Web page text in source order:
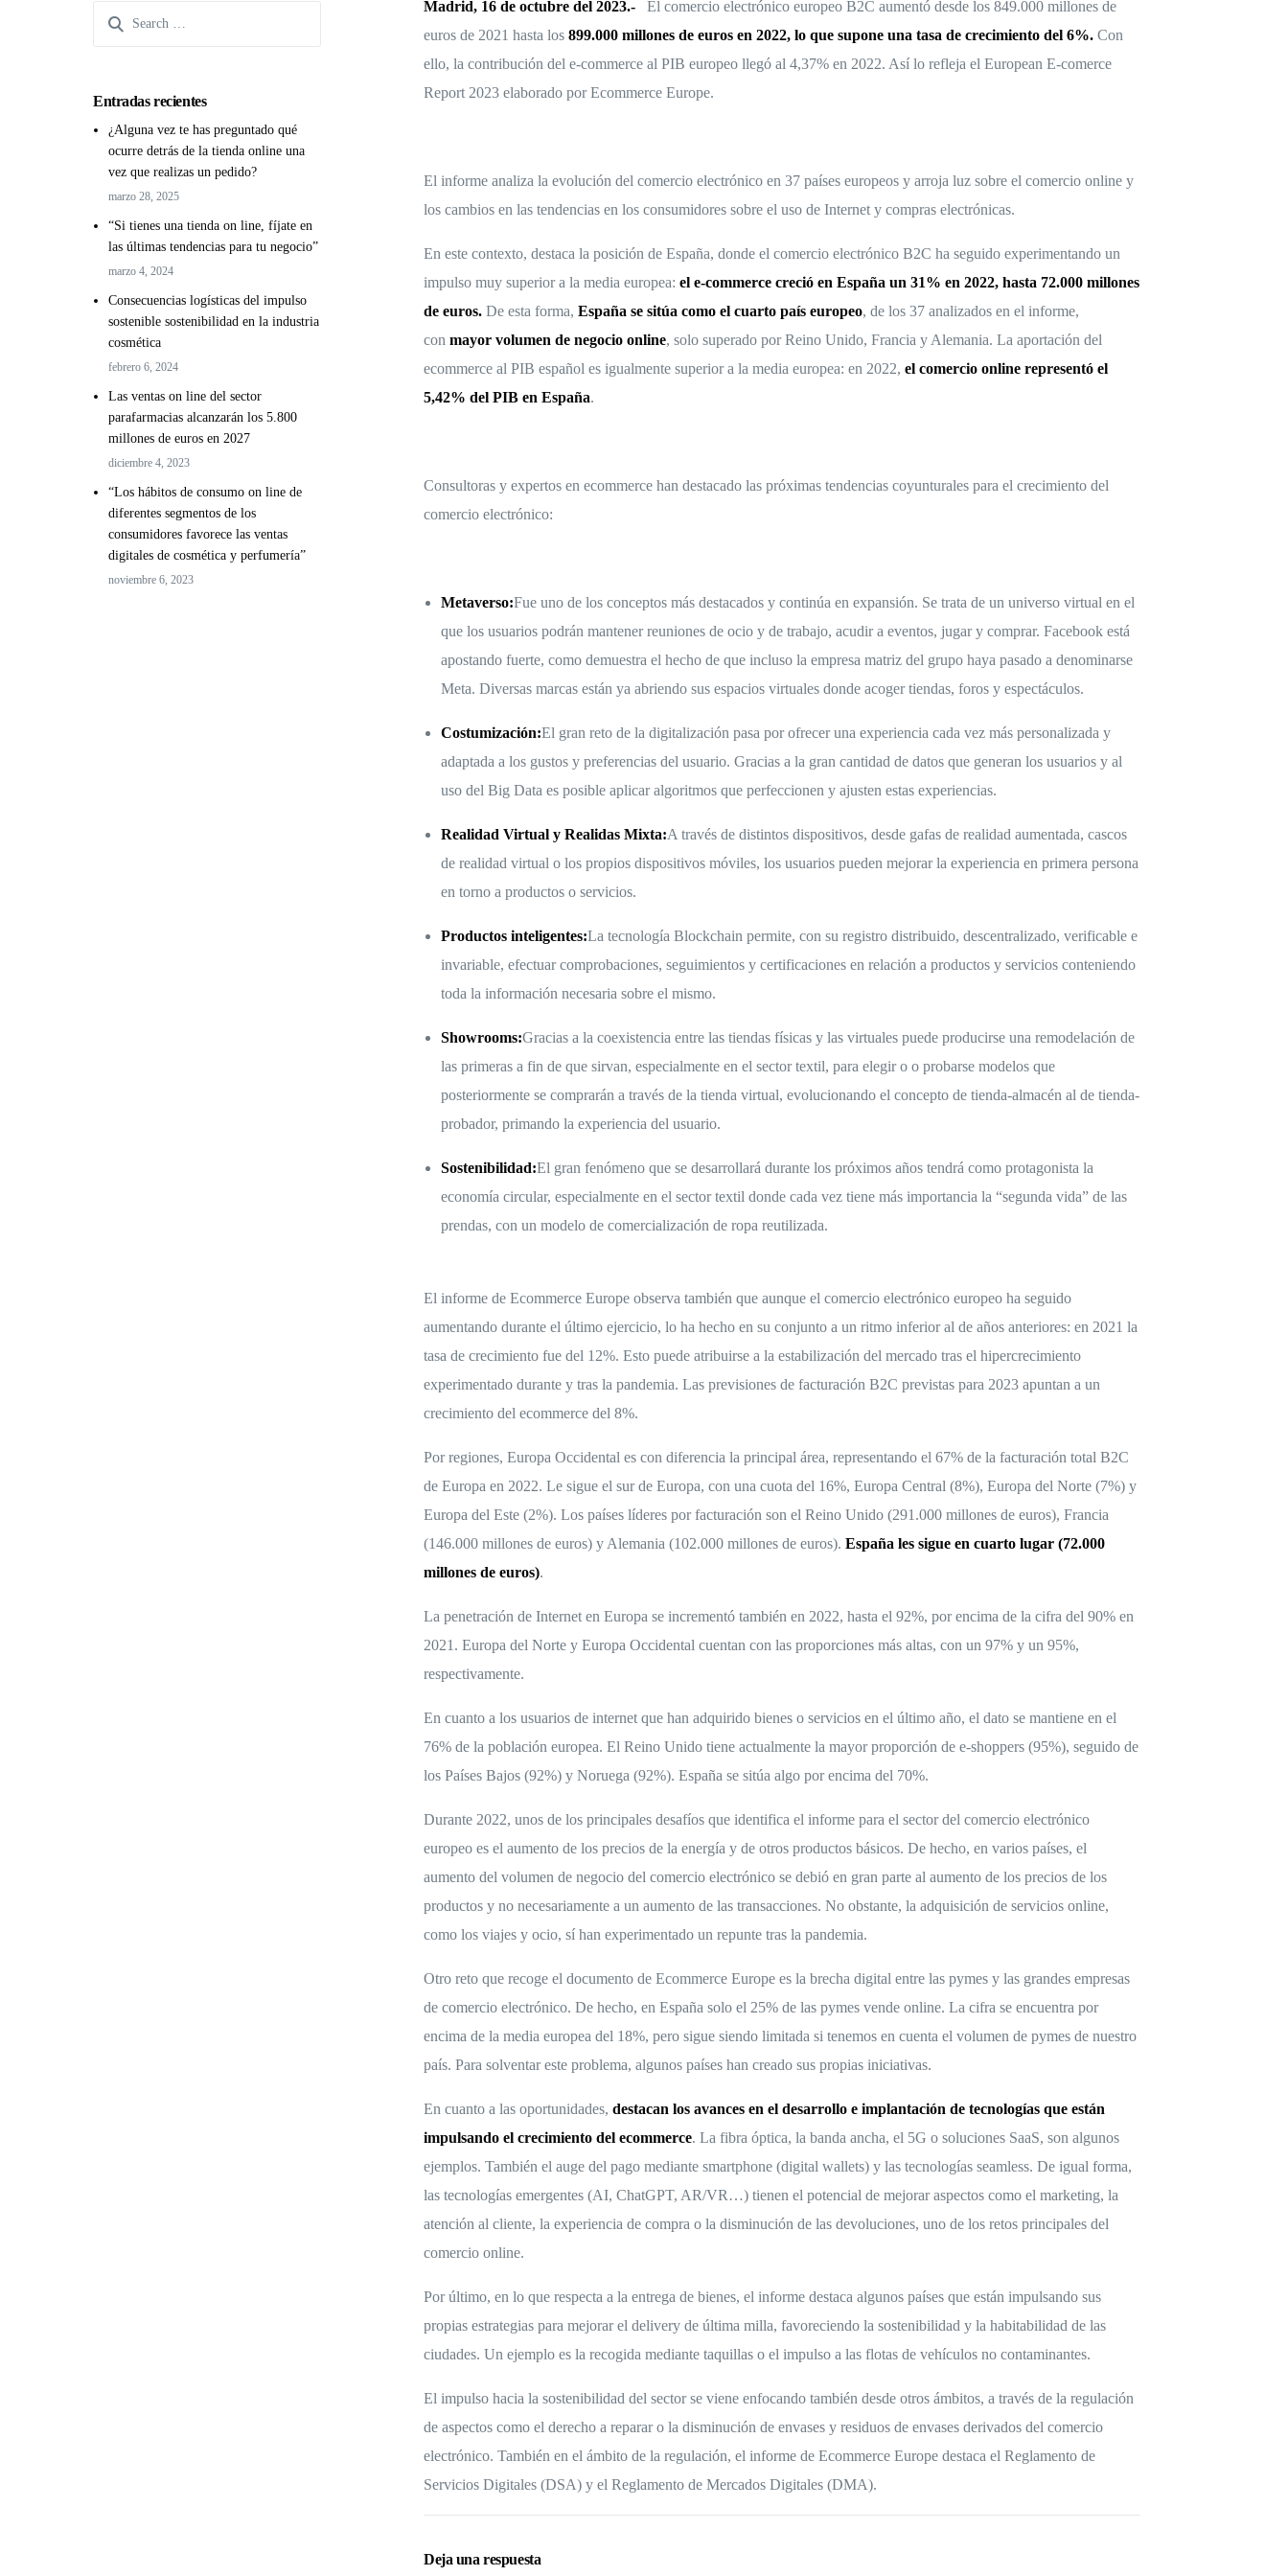
Madrid, 16 de octubre del 2023.- El comercio electrónico europeo B2C aumentó desde los 849.000 millones de
euros de 2021 hasta los 899.000 millones de euros en 2022, lo que supone una tasa de crecimiento del 6%. Con
ello, la contribución del e-commerce al PIB europeo llegó al 4,37% en 2022. Así lo refleja el European E-comerce
Report 2023 elaborado por Ecommerce Europe.
El informe analiza la evolución del comercio electrónico en 37 países europeos y arroja luz sobre el comercio online y
los cambios en las tendencias en los consumidores sobre el uso de Internet y compras electrónicas.
En este contexto, destaca la posición de España, donde el comercio electrónico B2C ha seguido experimentando un
impulso muy superior a la media europea: el e-commerce creció en España un 31% en 2022, hasta 72.000 millones
de euros. De esta forma, España se sitúa como el cuarto país europeo, de los 37 analizados en el informe,
con mayor volumen de negocio online, solo superado por Reino Unido, Francia y Alemania. La aportación del
ecommerce al PIB español es igualmente superior a la media europea: en 2022, el comercio online representó el
5,42% del PIB en España.
Consultoras y expertos en ecommerce han destacado las próximas tendencias coyunturales para el crecimiento del
comercio electrónico:
Metaverso:Fue uno de los conceptos más destacados y continúa en expansión. Se trata de un universo virtual en el
que los usuarios podrán mantener reuniones de ocio y de trabajo, acudir a eventos, jugar y comprar. Facebook está
apostando fuerte, como demuestra el hecho de que incluso la empresa matriz del grupo haya pasado a denominarse
Meta. Diversas marcas están ya abriendo sus espacios virtuales donde acoger tiendas, foros y espectáculos.
Costumización:El gran reto de la digitalización pasa por ofrecer una experiencia cada vez más personalizada y
adaptada a los gustos y preferencias del usuario. Gracias a la gran cantidad de datos que generan los usuarios y al
uso del Big Data es posible aplicar algoritmos que perfeccionen y ajusten estas experiencias.
Realidad Virtual y Realidas Mixta:A través de distintos dispositivos, desde gafas de realidad aumentada, cascos
de realidad virtual o los propios dispositivos móviles, los usuarios pueden mejorar la experiencia en primera persona
en torno a productos o servicios.
Productos inteligentes:La tecnología Blockchain permite, con su registro distribuido, descentralizado, verificable e
invariable, efectuar comprobaciones, seguimientos y certificaciones en relación a productos y servicios conteniendo
toda la información necesaria sobre el mismo.
Showrooms:Gracias a la coexistencia entre las tiendas físicas y las virtuales puede producirse una remodelación de
las primeras a fin de que sirvan, especialmente en el sector textil, para elegir o o probarse modelos que
posteriormente se comprarán a través de la tienda virtual, evolucionando el concepto de tienda-almacén al de tienda-
probador, primando la experiencia del usuario.
Sostenibilidad:El gran fenómeno que se desarrollará durante los próximos años tendrá como protagonista la
economía circular, especialmente en el sector textil donde cada vez tiene más importancia la “segunda vida” de las
prendas, con un modelo de comercialización de ropa reutilizada.
El informe de Ecommerce Europe observa también que aunque el comercio electrónico europeo ha seguido
aumentando durante el último ejercicio, lo ha hecho en su conjunto a un ritmo inferior al de años anteriores: en 2021 la
tasa de crecimiento fue del 12%. Esto puede atribuirse a la estabilización del mercado tras el hipercrecimiento
experimentado durante y tras la pandemia. Las previsiones de facturación B2C previstas para 2023 apuntan a un
crecimiento del ecommerce del 8%.
Por regiones, Europa Occidental es con diferencia la principal área, representando el 67% de la facturación total B2C
de Europa en 2022. Le sigue el sur de Europa, con una cuota del 16%, Europa Central (8%), Europa del Norte (7%) y
Europa del Este (2%). Los países líderes por facturación son el Reino Unido (291.000 millones de euros), Francia
(146.000 millones de euros) y Alemania (102.000 millones de euros). España les sigue en cuarto lugar (72.000
millones de euros).
La penetración de Internet en Europa se incrementó también en 2022, hasta el 92%, por encima de la cifra del 90% en
2021. Europa del Norte y Europa Occidental cuentan con las proporciones más altas, con un 97% y un 95%,
respectivamente.
En cuanto a los usuarios de internet que han adquirido bienes o servicios en el último año, el dato se mantiene en el
76% de la población europea. El Reino Unido tiene actualmente la mayor proporción de e-shoppers (95%), seguido de
los Países Bajos (92%) y Noruega (92%). España se sitúa algo por encima del 70%.
Durante 2022, unos de los principales desafíos que identifica el informe para el sector del comercio electrónico
europeo es el aumento de los precios de la energía y de otros productos básicos. De hecho, en varios países, el
aumento del volumen de negocio del comercio electrónico se debió en gran parte al aumento de los precios de los
productos y no necesariamente a un aumento de las transacciones. No obstante, la adquisición de servicios online,
como los viajes y ocio, sí han experimentado un repunte tras la pandemia.
Otro reto que recoge el documento de Ecommerce Europe es la brecha digital entre las pymes y las grandes empresas
de comercio electrónico. De hecho, en España solo el 25% de las pymes vende online. La cifra se encuentra por
encima de la media europea del 18%, pero sigue siendo limitada si tenemos en cuenta el volumen de pymes de nuestro
país. Para solventar este problema, algunos países han creado sus propias iniciativas.
En cuanto a las oportunidades, destacan los avances en el desarrollo e implantación de tecnologías que están
impulsando el crecimiento del ecommerce. La fibra óptica, la banda ancha, el 5G o soluciones SaaS, son algunos
ejemplos. También el auge del pago mediante smartphone (digital wallets) y las tecnologías seamless. De igual forma,
las tecnologías emergentes (AI, ChatGPT, AR/VR…) tienen el potencial de mejorar aspectos como el marketing, la
atención al cliente, la experiencia de compra o la disminución de las devoluciones, uno de los retos principales del
comercio online.
Por último, en lo que respecta a la entrega de bienes, el informe destaca algunos países que están impulsando sus
propias estrategias para mejorar el delivery de última milla, favoreciendo la sostenibilidad y la habitabilidad de las
ciudades. Un ejemplo es la recogida mediante taquillas o el impulso a las flotas de vehículos no contaminantes.
El impulso hacia la sostenibilidad del sector se viene enfocando también desde otros ámbitos, a través de la regulación
de aspectos como el derecho a reparar o la disminución de envases y residuos de envases derivados del comercio
electrónico. También en el ámbito de la regulación, el informe de Ecommerce Europe destaca el Reglamento de
Servicios Digitales (DSA) y el Reglamento de Mercados Digitales (DMA).
Deja una respuesta
Entradas recientes
¿Alguna vez te has preguntado qué
ocurre detrás de la tienda online una
vez que realizas un pedido?
marzo 28, 2025
“Si tienes una tienda on line, fíjate en
las últimas tendencias para tu negocio”
marzo 4, 2024
Consecuencias logísticas del impulso
sostenible sostenibilidad en la industria
cosmética
febrero 6, 2024
Las ventas on line del sector
parafarmacias alcanzarán los 5.800
millones de euros en 2027
diciembre 4, 2023
“Los hábitos de consumo on line de
diferentes segmentos de los
consumidores favorece las ventas
digitales de cosmética y perfumería”
noviembre 6, 2023